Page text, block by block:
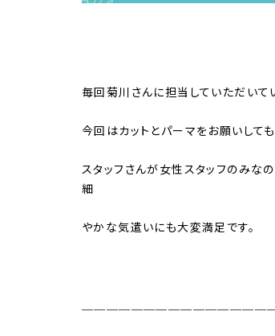
毎回菊川さんに担当していただいて
今回はカットとパーマをお願いしても
スタッフさんが女性スタッフのみな
細
やかな気遣いにも大変満足です。